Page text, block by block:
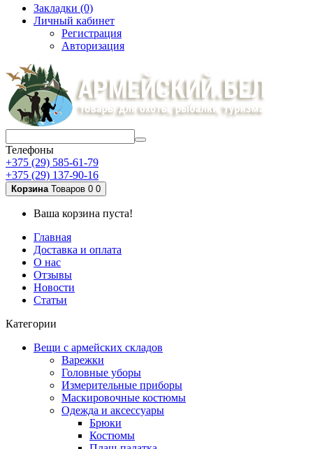
Закладки (0)
Личный кабинет
Регистрация
Авторизация
Телефоны
+375 (29) 585-61-79
+375 (29) 137-90-16
Корзина Товаров 0 0
Ваша корзина пуста!
Главная
Доставка и оплата
О нас
Отзывы
Новости
Статьи
Категории
Вещи с армейских складов
Варежки
Головные уборы
Измерительные приборы
Маскировочные костюмы
Одежда и аксессуары
Брюки
Костюмы